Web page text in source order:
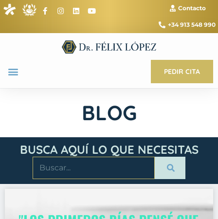
Contacto
+34 913 548 990
PEDIR CITA
BLOG
BUSCA AQUÍ LO QUE NECESITAS